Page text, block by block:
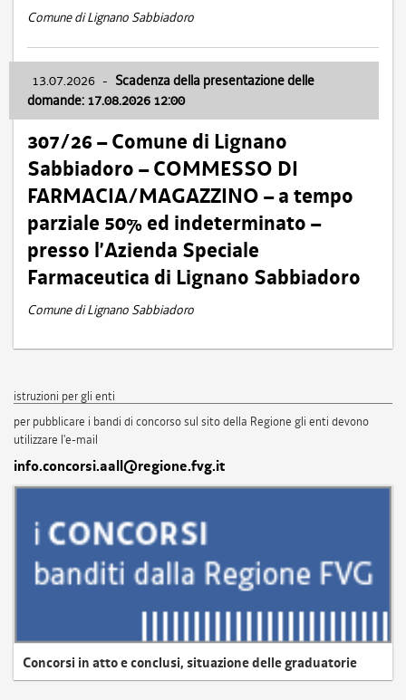
Comune di Lignano Sabbiadoro
13.07.2026 - Scadenza della presentazione delle
domande: 17.08.2026 12:00
307/26 – Comune di Lignano
Sabbiadoro – COMMESSO DI
FARMACIA/MAGAZZINO – a tempo
parziale 50% ed indeterminato –
presso l’Azienda Speciale
Farmaceutica di Lignano Sabbiadoro
Comune di Lignano Sabbiadoro
istruzioni per gli enti
per pubblicare i bandi di concorso sul sito della Regione gli enti devono
utilizzare l'e-mail
info.concorsi.aall@regione.fvg.it
Concorsi in atto e conclusi, situazione delle graduatorie